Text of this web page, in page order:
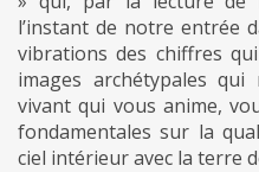
l’instant de notre entrée
vibrations des chiffres
images archétypales
vivant qui vous anime,
fondamentales sur la
ciel intérieur avec la terre